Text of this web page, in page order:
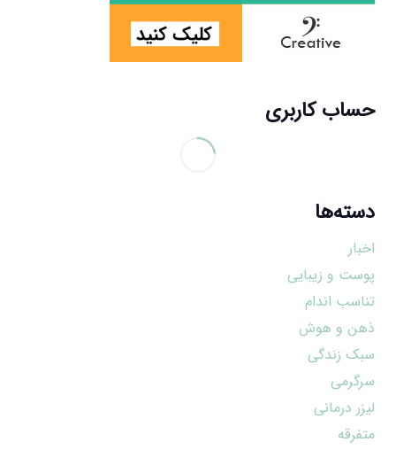
حساب کاربری
دسته‌ها
اخبار
پوست و زیبایی
تناسب اندام
ذهن و هوش
سبک زندگی
سرگرمی
لیزر درمانی
متفرقه